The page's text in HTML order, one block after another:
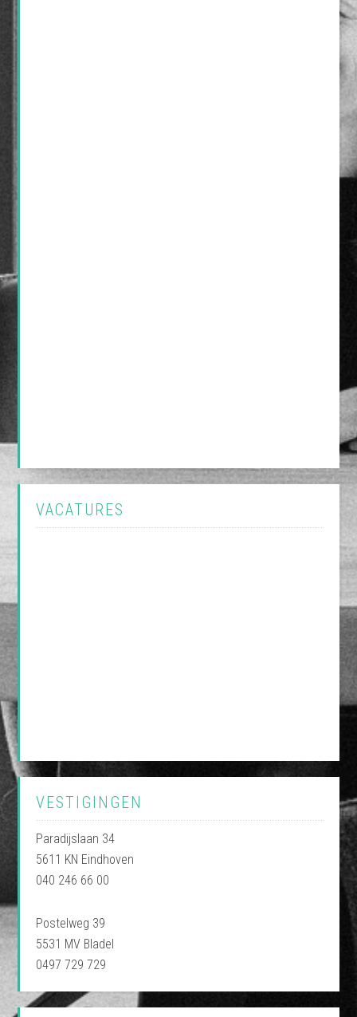
VACATURES
VESTIGINGEN
Paradijslaan 34
5611 KN Eindhoven
040 246 66 00
Postelweg 39
5531 MV Bladel
0497 729 729